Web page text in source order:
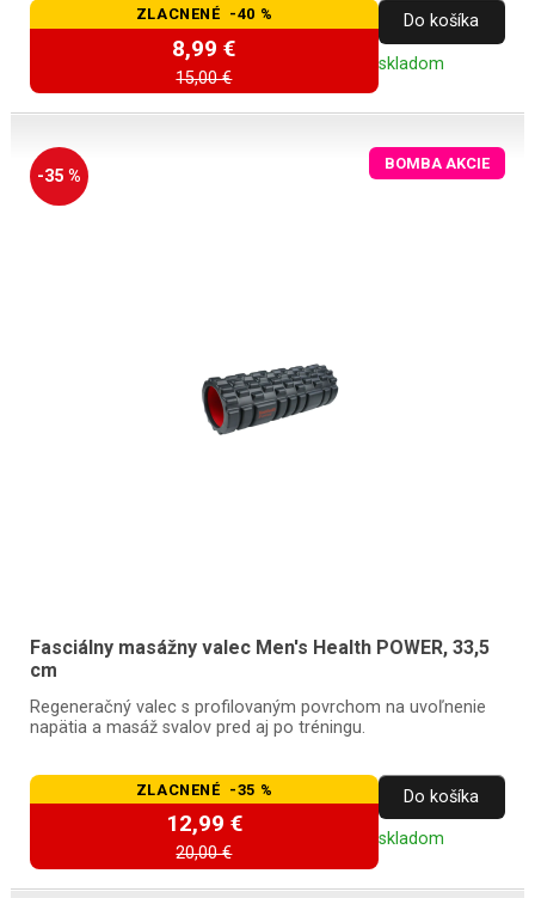
ZLACNENÉ -40 %
8,99 €
15,00 €
Do košíka
skladom
-35 %
BOMBA AKCIE
Fasciálny masážny valec Men's Health POWER, 33,5
cm
Regeneračný valec s profilovaným povrchom na uvoľnenie
napätia a masáž svalov pred aj po tréningu.
ZLACNENÉ -35 %
12,99 €
20,00 €
Do košíka
skladom